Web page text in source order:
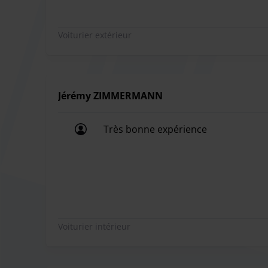
les frais seront facturés sur la base du reçu de
Voiturier extérieur
Jérémy ZIMMERMANN
Très bonne expérience
Voiturier intérieur